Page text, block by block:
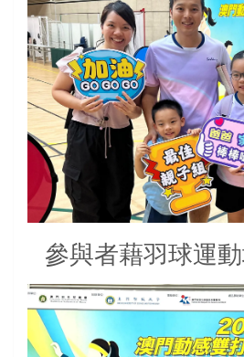
參與者藉羽球運